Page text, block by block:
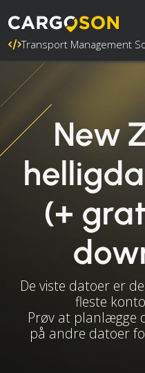
Transport Management
New
(+
De viste datoer er
fleste
Prøv at planlægge
på andre datoer